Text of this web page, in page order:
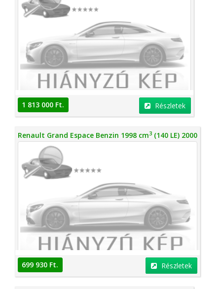
1 813 000 Ft. Részletek
Renault Grand Espace Benzin 1998 cm3 (140 LE) 2000
699 930 Ft. Részletek